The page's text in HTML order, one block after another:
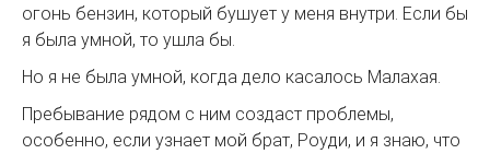
огонь бензин, который бушует у меня внутри. Если бы
я была умной, то ушла бы.
Но я не была умной, когда дело касалось Малахая.
Пребывание рядом с ним создаст проблемы,
особенно, если узнает мой брат, Роуди, и я знаю, что